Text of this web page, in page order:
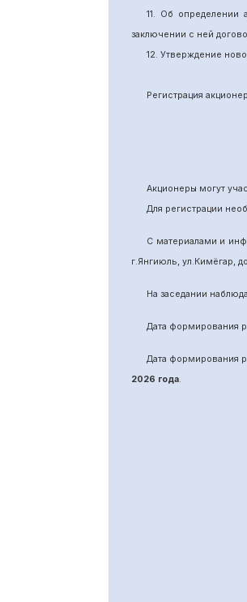
11.
Об определении
заключении с ней
12. Утверждение
Регистрация
Акционеры могут
Для регистрации
С материалами и
г.Янгиюль, ул.Кимёгар,
На заседании
Дата формирования
Дата формирования
2026 года.